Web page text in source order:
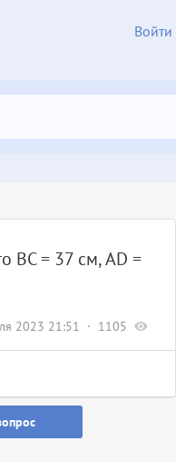
Войти
2023 21:51 1105
ВС = 37 см, AD =